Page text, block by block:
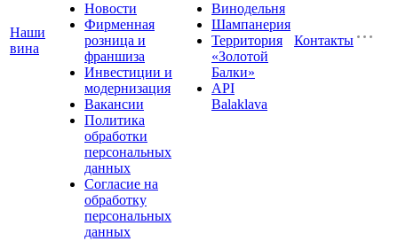
Наши
вина
Новости
Фирменная
розница и
франшиза
Инвестиции и
модернизация
Вакансии
Политика
обработки
персональных
данных
Согласие на
обработку
персональных
данных
Винодельня
Шампанерия
Территория
«Золотой
Балки»
API
Balaklava
Контакты